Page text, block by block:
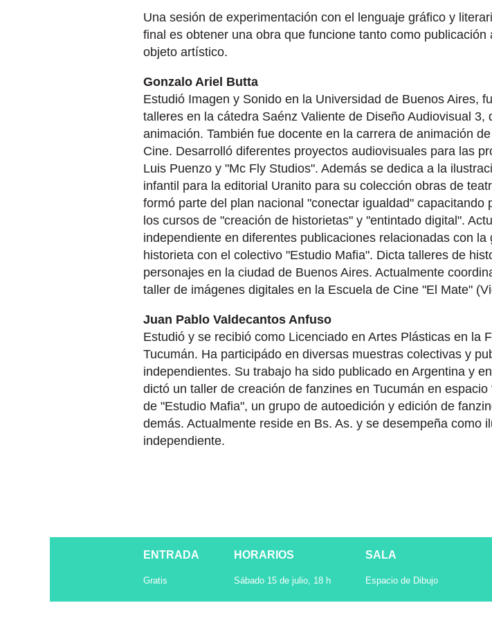
Una sesión de experimentación con el lenguaje gráfico y
final es obtener una obra que funcione tanto como publicación
objeto artístico.
Gonzalo Ariel Butta
Estudió Imagen y Sonido en la Universidad de Buenos Aires,
talleres en la cátedra Saénz Valiente de Diseño Audiovisual 3,
animación. También fue docente en la carrera de animación
Cine. Desarrolló diferentes proyectos audiovisuales para las
Luis Puenzo y "Mc Fly Studios". Además se dedica a la
infantil para la editorial Uranito para su colección obras de
formó parte del plan nacional "conectar igualdad" capacitando
los cursos de "creación de historietas" y "entintado digital".
independiente en diferentes publicaciones relacionadas con la
historieta con el colectivo "Estudio Mafia". Dicta talleres de
personajes en la ciudad de Buenos Aires. Actualmente
taller de imágenes digitales en la Escuela de Cine "El Mate"
Juan Pablo Valdecantos Anfuso
Estudió y se recibió como Licenciado en Artes Plásticas en la
Tucumán. Ha participádo en diversas muestras colectivas y
independientes. Su trabajo ha sido publicado en Argentina y
dictó un taller de creación de fanzines en Tucumán en espacio
de "Estudio Mafia", un grupo de autoedición y edición de
demás. Actualmente reside en Bs. As. y se desempeña como
independiente.
ENTRADA
Gratis
HORARIOS
Sábado 15 de julio, 18 h
SALA
Espacio de Dibujo